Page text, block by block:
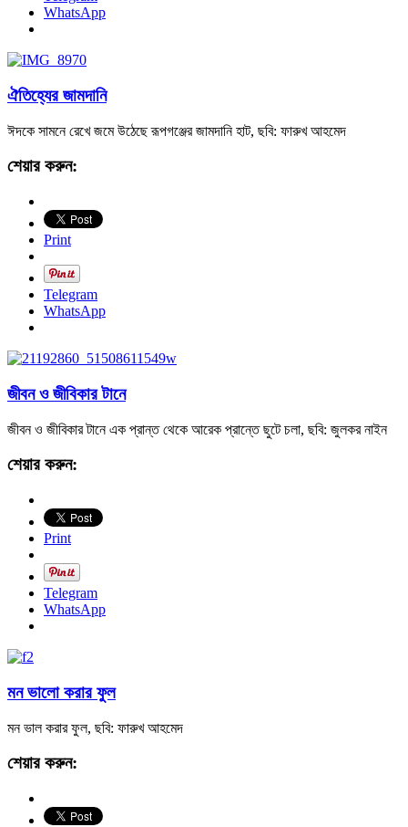
WhatsApp
ঐতিহ্যের জামদানি
ঈদকে সামনে রেখে জমে উঠেছে রূপগঞ্জের জামদানি হাট, ছবি: ফারুখ আহমেদ
শেয়ার করুন:
Print
Telegram
WhatsApp
জীবন ও জীবিকার টানে
জীবন ও জীবিকার টানে এক প্রান্ত থেকে আরেক প্রান্তে ছুটে চলা, ছবি: জুলকর নাইন
শেয়ার করুন:
Print
Telegram
WhatsApp
মন ভালো করার ফুল
মন ভাল করার ফুল, ছবি: ফারুখ আহমেদ
শেয়ার করুন: